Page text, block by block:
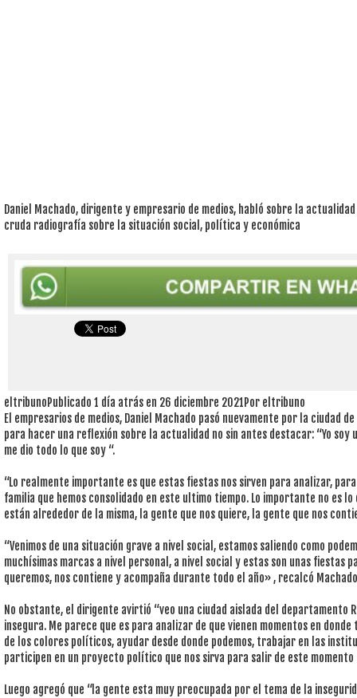
Daniel Machado, dirigente y empresario de medios, habló sobre la
cruda radiografía sobre la situación social, política y económica
eltribunoPublicado 1 día atrás en 26 diciembre 2021Por eltribuno
El empresarios de medios, Daniel Machado pasó nuevamente por la ciudad
para hacer una reflexión sobre la actualidad no sin antes destacar: “Yo soy
me dio todo lo que soy “.
“Lo realmente importante es que estas fiestas nos sirven para analizar,
familia que hemos consolidado en este ultimo tiempo. Lo importante no es lo
están alrededor de la misma, la gente que nos quiere, la gente que nos
“Venimos de una situación grave a nivel social, estamos saliendo como
muchísimas marcas a nivel personal, a nivel social y estas son unas fiestas
queremos, nos contiene y acompaña durante todo el año» , recalcó
No obstante, el dirigente avirtió “veo una ciudad aislada del departamento
insegura. Me parece que es para analizar de que vienen momentos en
de los colores políticos, ayudar desde donde podemos, trabajar en las
participen en un proyecto político que nos sirva para salir de este
Luego agregó que “la gente esta muy preocupada por el tema de la